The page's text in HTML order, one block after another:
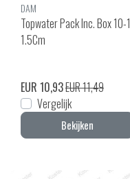
DAM
Topwater Pack Inc. Box 10-1
1.5Cm
EUR 10,93EUR 11,49
Vergelijk
Bekijken